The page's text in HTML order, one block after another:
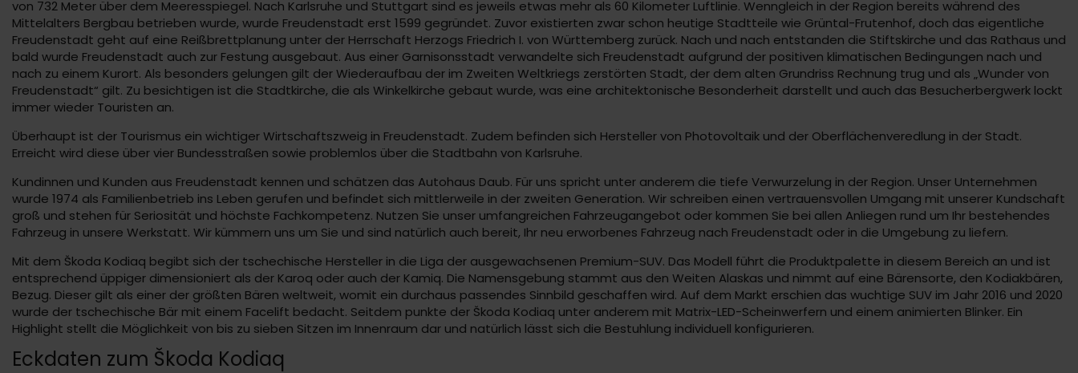
von 732 Meter über dem Meeresspiegel. Nach Karlsruhe und Stuttgart sind es jeweils etwas mehr als 60 Kilometer Luftlinie. Wenngleich in der Region bereits während des
Mittelalters Bergbau betrieben wurde, wurde Freudenstadt erst 1599 gegründet. Zuvor existierten zwar schon heutige Stadtteile wie Grüntal-Frutenhof, doch das eigentliche
Freudenstadt geht auf eine Reißbrettplanung unter der Herrschaft Herzogs Friedrich I. von Württemberg zurück. Nach und nach entstanden die Stiftskirche und das Rathaus und
bald wurde Freudenstadt auch zur Festung ausgebaut. Aus einer Garnisonsstadt verwandelte sich Freudenstadt aufgrund der positiven klimatischen Bedingungen nach und
nach zu einem Kurort. Als besonders gelungen gilt der Wiederaufbau der im Zweiten Weltkriegs zerstörten Stadt, der dem alten Grundriss Rechnung trug und als „Wunder von
Freudenstadt“ gilt. Zu besichtigen ist die Stadtkirche, die als Winkelkirche gebaut wurde, was eine architektonische Besonderheit darstellt und auch das Besucherbergwerk lockt
immer wieder Touristen an.
Überhaupt ist der Tourismus ein wichtiger Wirtschaftszweig in Freudenstadt. Zudem befinden sich Hersteller von Photovoltaik und der Oberflächenveredlung in der Stadt.
Erreicht wird diese über vier Bundesstraßen sowie problemlos über die Stadtbahn von Karlsruhe.
Kundinnen und Kunden aus Freudenstadt kennen und schätzen das Autohaus Daub. Für uns spricht unter anderem die tiefe Verwurzelung in der Region. Unser Unternehmen
wurde 1974 als Familienbetrieb ins Leben gerufen und befindet sich mittlerweile in der zweiten Generation. Wir schreiben einen vertrauensvollen Umgang mit unserer Kundschaft
groß und stehen für Seriosität und höchste Fachkompetenz. Nutzen Sie unser umfangreichen Fahrzeugangebot oder kommen Sie bei allen Anliegen rund um Ihr bestehendes
Fahrzeug in unsere Werkstatt. Wir kümmern uns um Sie und sind natürlich auch bereit, Ihr neu erworbenes Fahrzeug nach Freudenstadt oder in die Umgebung zu liefern.
Mit dem Škoda Kodiaq begibt sich der tschechische Hersteller in die Liga der ausgewachsenen Premium-SUV. Das Modell führt die Produktpalette in diesem Bereich an und ist
entsprechend üppiger dimensioniert als der Karoq oder auch der Kamiq. Die Namensgebung stammt aus den Weiten Alaskas und nimmt auf eine Bärensorte, den Kodiakbären,
Bezug. Dieser gilt als einer der größten Bären weltweit, womit ein durchaus passendes Sinnbild geschaffen wird. Auf dem Markt erschien das wuchtige SUV im Jahr 2016 und 2020
wurde der tschechische Bär mit einem Facelift bedacht. Seitdem punkte der Škoda Kodiaq unter anderem mit Matrix-LED-Scheinwerfern und einem animierten Blinker. Ein
Highlight stellt die Möglichkeit von bis zu sieben Sitzen im Innenraum dar und natürlich lässt sich die Bestuhlung individuell konfigurieren.
Eckdaten zum Škoda Kodiaq